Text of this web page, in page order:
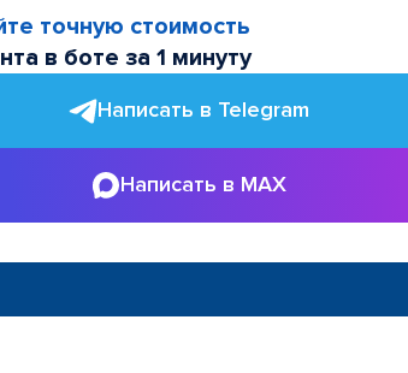
точную стоимость
в боте за 1 минуту
Написать в Telegram
Написать в MAX